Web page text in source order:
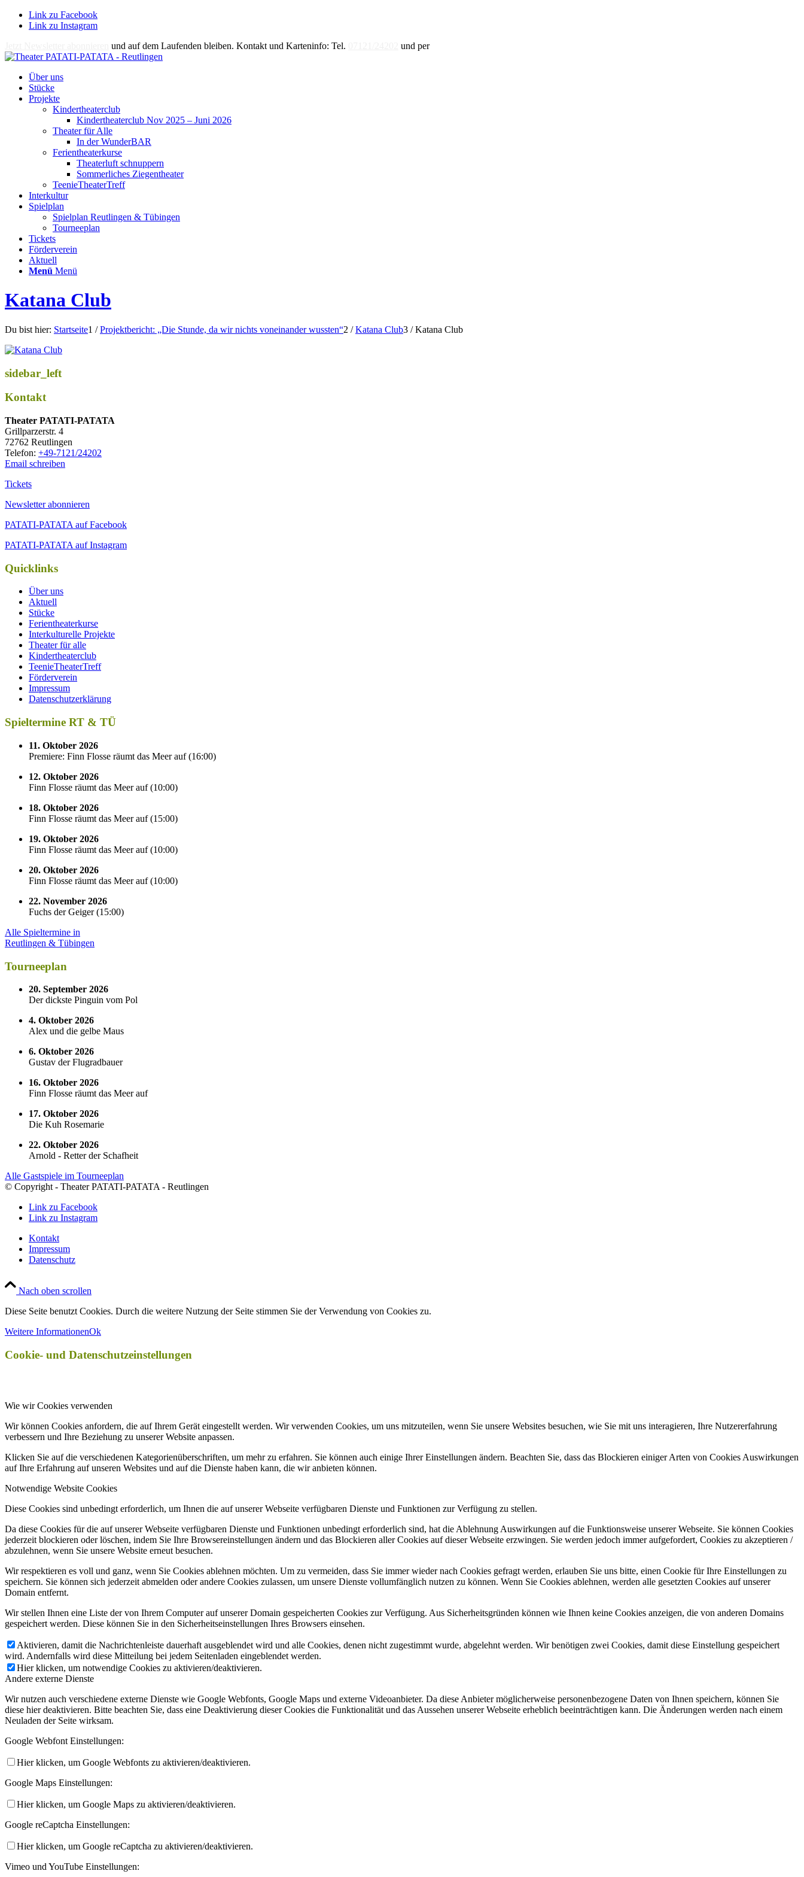
Link zu Facebook
Link zu Instagram
und auf dem Laufenden bleiben. Kontakt und Karteninfo: Tel. und per
Über uns
Stücke
Projekte
Kindertheaterclub
Kindertheaterclub Nov 2025 – Juni 2026
Theater für Alle
In der WunderBAR
Ferientheaterkurse
Theaterluft schnuppern
Sommerliches Ziegentheater
TeenieTheaterTreff
Interkultur
Spielplan
Spielplan Reutlingen & Tübingen
Tourneeplan
Tickets
Förderverein
Aktuell
Menü Menü
Katana Club
Du bist hier: Startseite1 / Projektbericht: „Die Stunde, da wir nichts voneinander wussten“2 / Katana Club3 / Katana Club
sidebar_left
Kontakt
Thea­ter PATATI-PATATA
Grill­par­zer­str. 4
72762 Reutlingen
Tele­fon: +49-7121/24202
Email schreiben
Tickets
Newsletter abonnieren
PATATI-PATATA auf Facebook
PATATI-PATATA auf Instagram
Quicklinks
Über uns
Aktuell
Stücke
Ferientheaterkurse
Interkulturelle Projekte
Theater für alle
Kindertheaterclub
TeenieTheaterTreff
Förderverein
Impressum
Datenschutzerklärung
Spieltermine RT & TÜ
11. Oktober 2026
Premiere: Finn Flosse räumt das Meer auf(16:00)
12. Oktober 2026
Finn Flosse räumt das Meer auf(10:00)
18. Oktober 2026
Finn Flosse räumt das Meer auf(15:00)
19. Oktober 2026
Finn Flosse räumt das Meer auf(10:00)
20. Oktober 2026
Finn Flosse räumt das Meer auf(10:00)
22. November 2026
Fuchs der Geiger(15:00)
Alle Spieltermine in
Reutlingen & Tübingen
Tourneeplan
20. September 2026
Der dickste Pinguin vom Pol
4. Oktober 2026
Alex und die gelbe Maus
6. Oktober 2026
Gustav der Flugradbauer
16. Oktober 2026
Finn Flosse räumt das Meer auf
17. Oktober 2026
Die Kuh Rosemarie
22. Oktober 2026
Arnold - Retter der Schafheit
Alle Gastspiele im Tourneeplan
© Copyright - Theater PATATI-PATATA - Reutlingen
Link zu Facebook
Link zu Instagram
Kontakt
Impressum
Datenschutz
Nach oben scrollen
Diese Seite benutzt Cookies. Durch die weitere Nutzung der Seite stimmen Sie der Verwendung von Cookies zu.
Weitere InformationenOk
Cookie- und Datenschutzeinstellungen
Wie wir Cookies verwenden
Wir können Cookies anfordern, die auf Ihrem Gerät eingestellt werden. Wir verwenden Cookies, um uns mitzuteilen, wenn Sie unsere Websites besuchen, wie Sie mit uns interagieren, Ihre Nutzererfahrung
verbessern und Ihre Beziehung zu unserer Website anpassen.
Klicken Sie auf die verschiedenen Kategorienüberschriften, um mehr zu erfahren. Sie können auch einige Ihrer Einstellungen ändern. Beachten Sie, dass das Blockieren einiger Arten von Cookies Auswirkungen
auf Ihre Erfahrung auf unseren Websites und auf die Dienste haben kann, die wir anbieten können.
Notwendige Website Cookies
Diese Cookies sind unbedingt erforderlich, um Ihnen die auf unserer Webseite verfügbaren Dienste und Funktionen zur Verfügung zu stellen.
Da diese Cookies für die auf unserer Webseite verfügbaren Dienste und Funktionen unbedingt erforderlich sind, hat die Ablehnung Auswirkungen auf die Funktionsweise unserer Webseite. Sie können Cookies
jederzeit blockieren oder löschen, indem Sie Ihre Browsereinstellungen ändern und das Blockieren aller Cookies auf dieser Webseite erzwingen. Sie werden jedoch immer aufgefordert, Cookies zu akzeptieren /
abzulehnen, wenn Sie unsere Website erneut besuchen.
Wir respektieren es voll und ganz, wenn Sie Cookies ablehnen möchten. Um zu vermeiden, dass Sie immer wieder nach Cookies gefragt werden, erlauben Sie uns bitte, einen Cookie für Ihre Einstellungen zu
speichern. Sie können sich jederzeit abmelden oder andere Cookies zulassen, um unsere Dienste vollumfänglich nutzen zu können. Wenn Sie Cookies ablehnen, werden alle gesetzten Cookies auf unserer
Domain entfernt.
Wir stellen Ihnen eine Liste der von Ihrem Computer auf unserer Domain gespeicherten Cookies zur Verfügung. Aus Sicherheitsgründen können wie Ihnen keine Cookies anzeigen, die von anderen Domains
gespeichert werden. Diese können Sie in den Sicherheitseinstellungen Ihres Browsers einsehen.
Aktivieren, damit die Nachrichtenleiste dauerhaft ausgeblendet wird und alle Cookies, denen nicht zugestimmt wurde, abgelehnt werden. Wir benötigen zwei Cookies, damit diese Einstellung gespeichert
wird. Andernfalls wird diese Mitteilung bei jedem Seitenladen eingeblendet werden.
Hier klicken, um notwendige Cookies zu aktivieren/deaktivieren.
Andere externe Dienste
Wir nutzen auch verschiedene externe Dienste wie Google Webfonts, Google Maps und externe Videoanbieter. Da diese Anbieter möglicherweise personenbezogene Daten von Ihnen speichern, können Sie
diese hier deaktivieren. Bitte beachten Sie, dass eine Deaktivierung dieser Cookies die Funktionalität und das Aussehen unserer Webseite erheblich beeinträchtigen kann. Die Änderungen werden nach einem
Neuladen der Seite wirksam.
Google Webfont Einstellungen:
Hier klicken, um Google Webfonts zu aktivieren/deaktivieren.
Google Maps Einstellungen:
Hier klicken, um Google Maps zu aktivieren/deaktivieren.
Google reCaptcha Einstellungen:
Hier klicken, um Google reCaptcha zu aktivieren/deaktivieren.
Vimeo und YouTube Einstellungen: